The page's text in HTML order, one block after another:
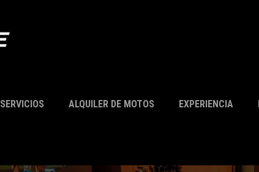
SERVICIOS ALQUILER DE MOTOS EXPERIENCIA